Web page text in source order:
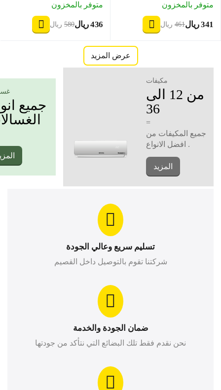
متوفر بالمخزون
ريال ‎‍341‍ ريال ‎‍461‍
متوفر بالمخزون
ريال ‎‍436‍ ريال ‎‍580‍
عرض المزيد
مكيفات
من 12 الى
36
=
جميع المكيفات من
افضل الانواع .
المزيد
جميع
تسليم سريع وعالي الجودة
شركتنا تقوم بالتوصيل داخل القصيم
ضمان الجودة والخدمة
نحن نقدم فقط تلك البضائع التي نتأكد من جودتها